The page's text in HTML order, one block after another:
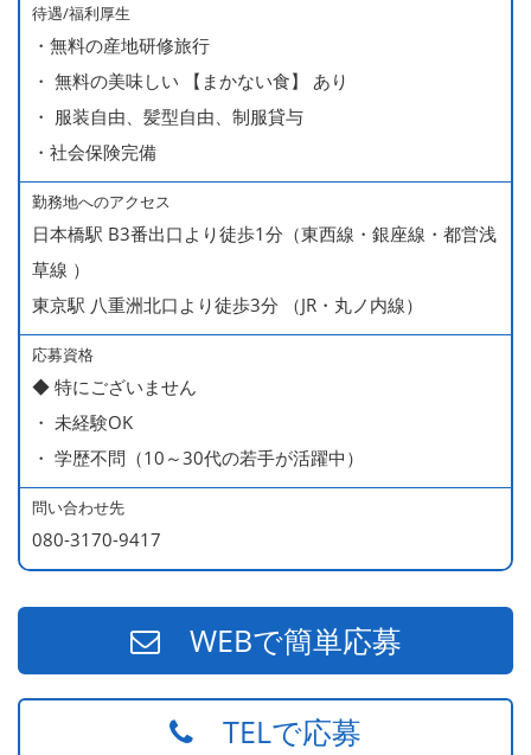
■ 昇給（随時）
■ 賞与 年２回（夏・秋）約１ヶ月分
■ インセンティブ制度（月額約4万円～20万円）
＊店長・料理長候補・統括店長・統括料理長候補の場合
＜給与モデル＞
450万円／社員（20代・入社1年目・入籍予定のパートナ
ー持ち）
490万円／店長代理（20代・入社2年目・入社後に結婚。
ラブラブな新婚さん）
540万円／店長（20代・入社3年目・ 育休取得して、更に
やる気MAXの2児のお父さん）
670万円／統括店長（30代・入社7年目・中学生の長男筆
頭に3人の子供を持つ一家の大黒柱）
待遇/福利厚生
・無料の産地研修旅行
・ 無料の美味しい 【まかない食】 あり
・ 服装自由、髪型自由、制服貸与
・社会保険完備
勤務地へのアクセス
日本橋駅 B3番出口より徒歩1分（東西線・銀座線・都営浅
草線 ）
東京駅 八重洲北口より徒歩3分 （JR・丸ノ内線）
応募資格
◆ 特にございません
・ 未経験OK
・ 学歴不問（10～30代の若手が活躍中）
問い合わせ先
080-3170-9417
WEBで簡単応募
TELで応募